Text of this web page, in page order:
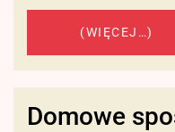
(WIĘCEJ…)
Domowe